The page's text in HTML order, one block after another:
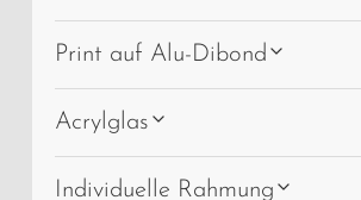
Print auf Alu-Dibond
Acrylglas
Individuelle Rahmung